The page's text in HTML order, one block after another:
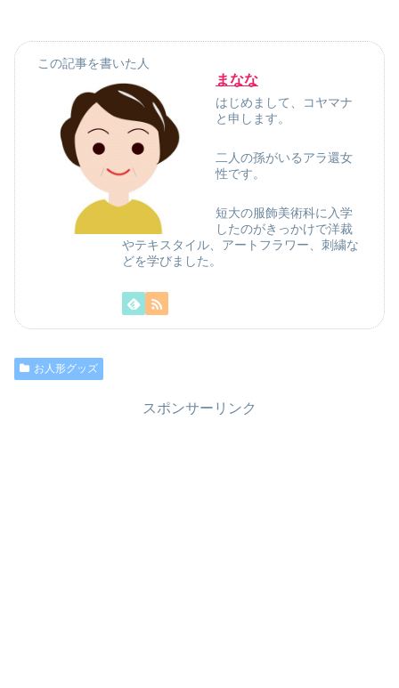
この記事を書いた人
まなな
はじめまして、コヤマナ
と申します。
二人の孫がいるアラ還女
性です。
短大の服飾美術科に入学
したのがきっかけで洋裁
やテキスタイル、アートフラワー、刺繍な
どを学びました。
お人形グッズ
スポンサーリンク